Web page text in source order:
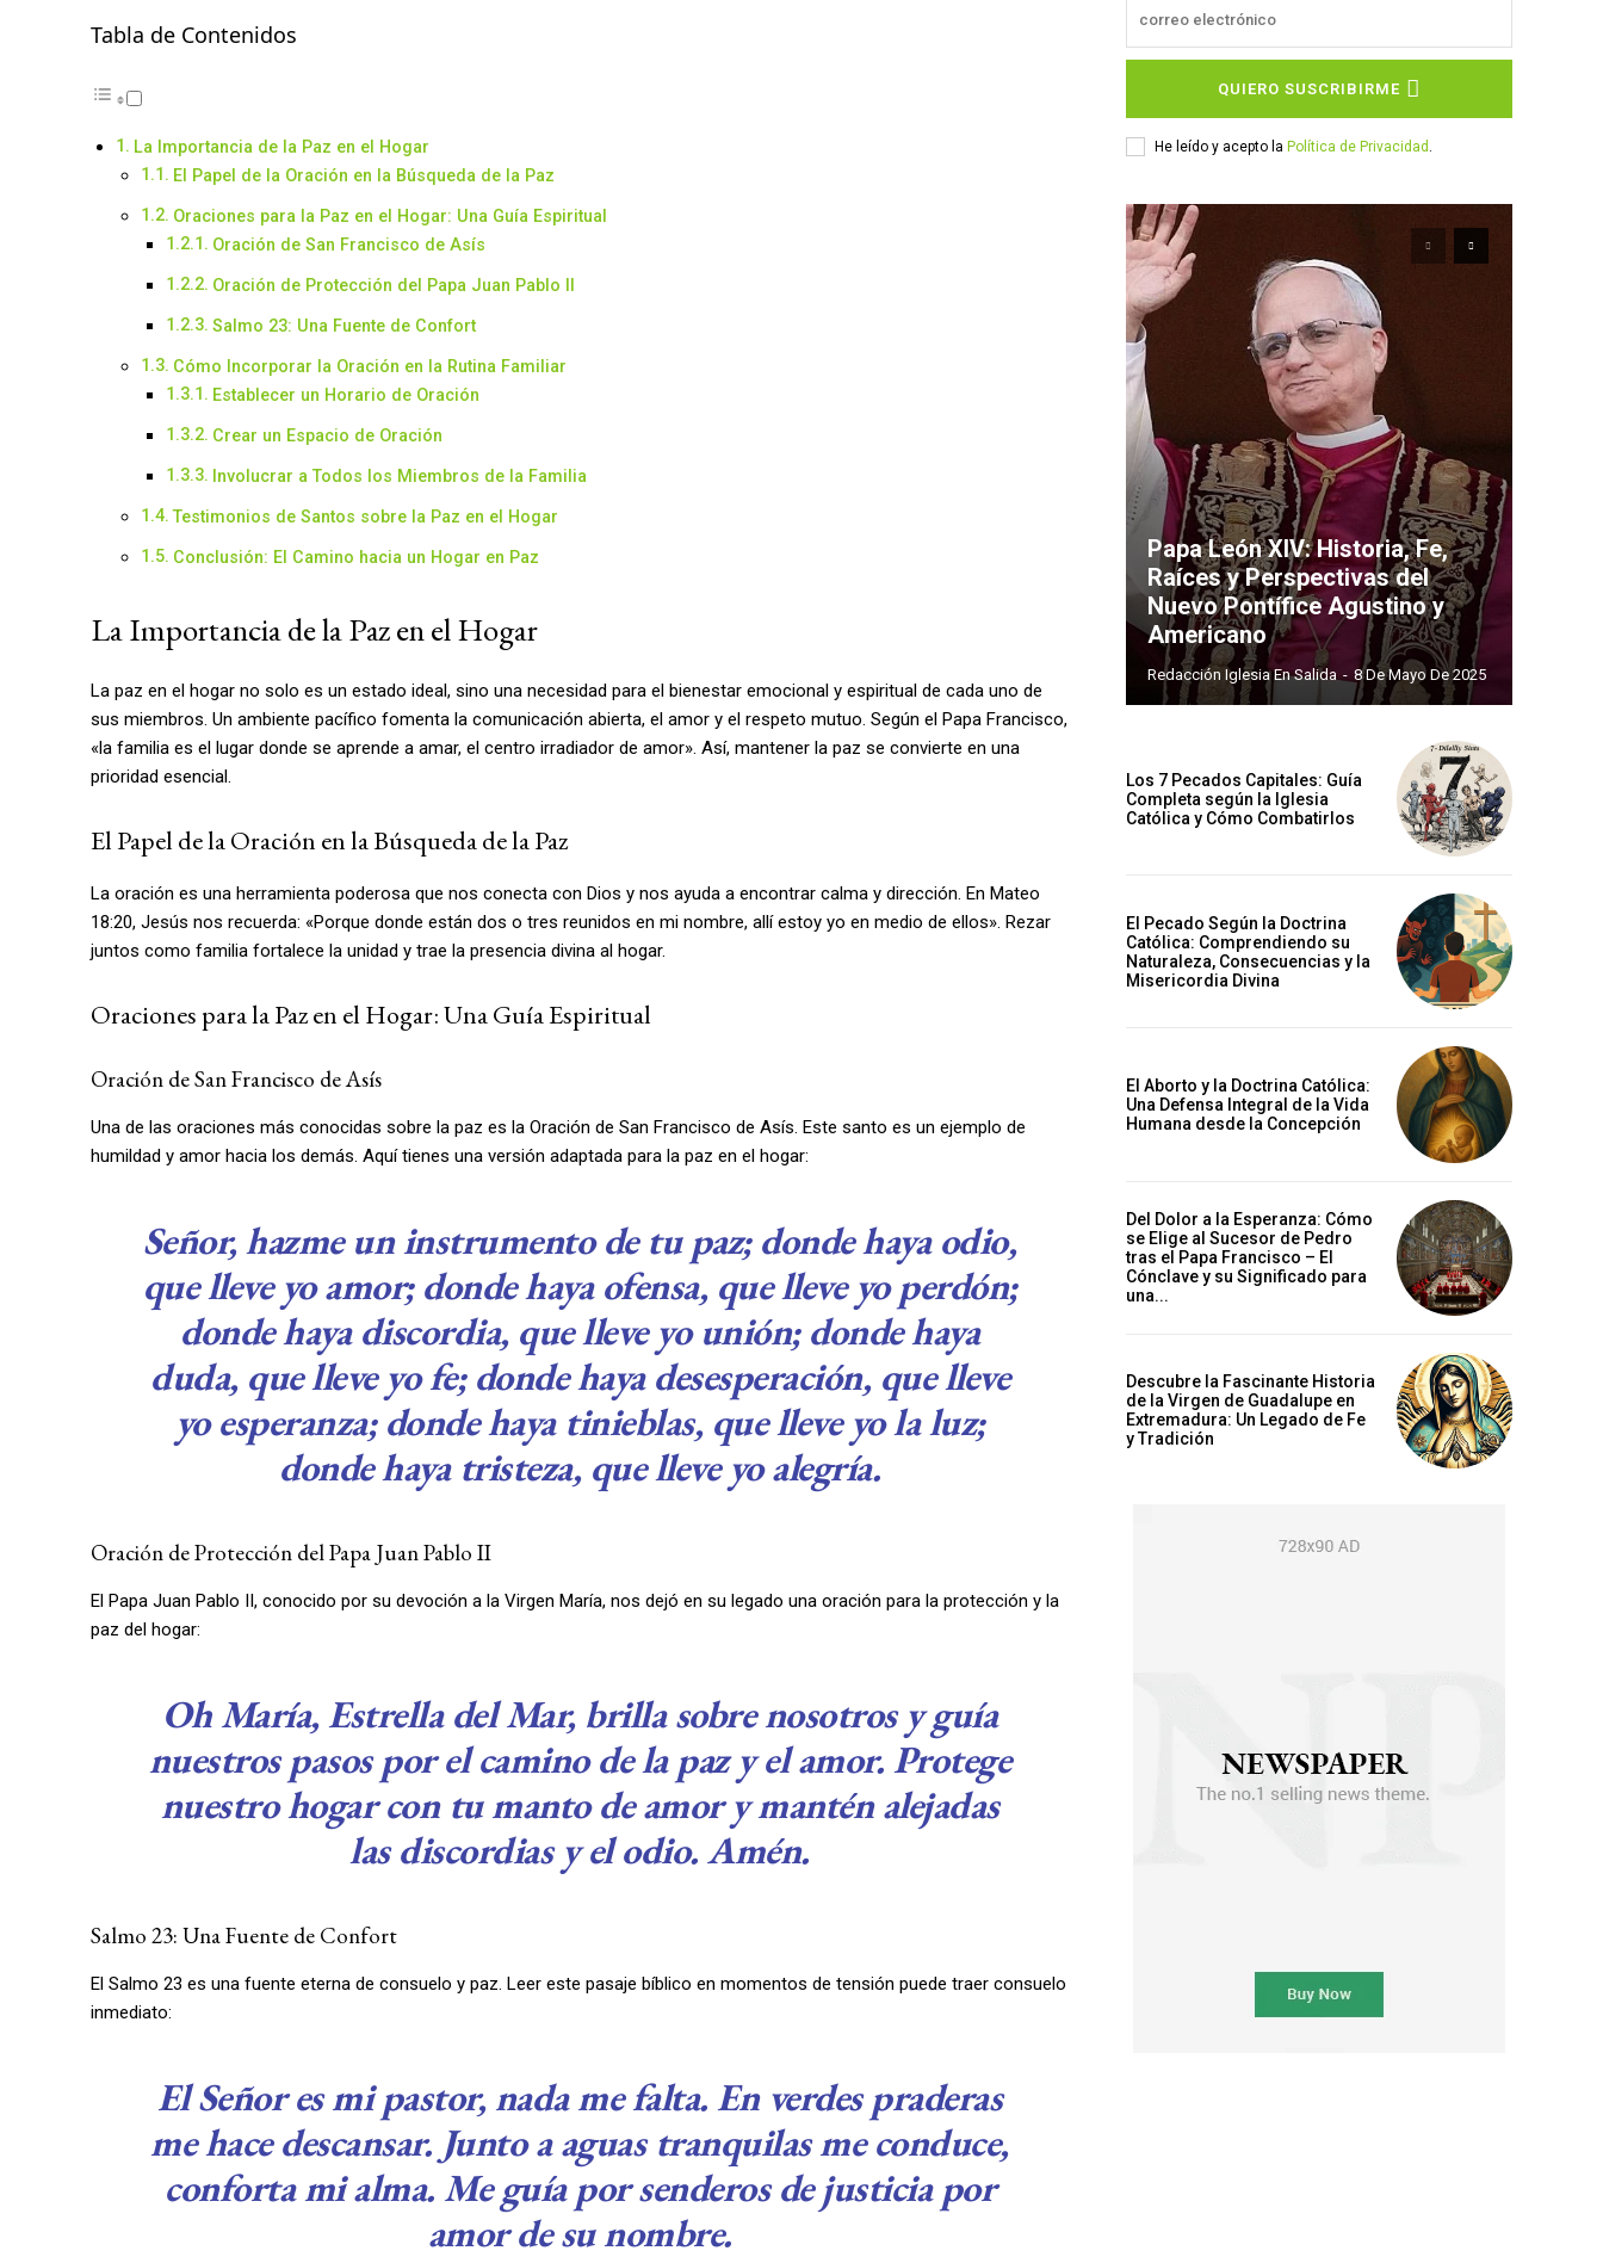
Tabla de Contenidos
La Importancia de la Paz en el Hogar
El Papel de la Oración en la Búsqueda de la Paz
Oraciones para la Paz en el Hogar: Una Guía Espiritual
Oración de San Francisco de Asís
Oración de Protección del Papa Juan Pablo II
Salmo 23: Una Fuente de Confort
Cómo Incorporar la Oración en la Rutina Familiar
Establecer un Horario de Oración
Crear un Espacio de Oración
Involucrar a Todos los Miembros de la Familia
Testimonios de Santos sobre la Paz en el Hogar
Conclusión: El Camino hacia un Hogar en Paz
La Importancia de la Paz en el Hogar
La paz en el hogar no solo es un estado ideal, sino una necesidad para el bienestar emocional y espiritual de cada uno de
sus miembros. Un ambiente pacífico fomenta la comunicación abierta, el amor y el respeto mutuo. Según el Papa Francisco,
«la familia es el lugar donde se aprende a amar, el centro irradiador de amor». Así, mantener la paz se convierte en una
prioridad esencial.
El Papel de la Oración en la Búsqueda de la Paz
La oración es una herramienta poderosa que nos conecta con Dios y nos ayuda a encontrar calma y dirección. En Mateo
18:20, Jesús nos recuerda: «Porque donde están dos o tres reunidos en mi nombre, allí estoy yo en medio de ellos». Rezar
juntos como familia fortalece la unidad y trae la presencia divina al hogar.
Oraciones para la Paz en el Hogar: Una Guía Espiritual
Oración de San Francisco de Asís
Una de las oraciones más conocidas sobre la paz es la Oración de San Francisco de Asís. Este santo es un ejemplo de
humildad y amor hacia los demás. Aquí tienes una versión adaptada para la paz en el hogar:
Señor, hazme un instrumento de tu paz; donde haya odio,
que lleve yo amor; donde haya ofensa, que lleve yo perdón;
donde haya discordia, que lleve yo unión; donde haya
duda, que lleve yo fe; donde haya desesperación, que lleve
yo esperanza; donde haya tinieblas, que lleve yo la luz;
donde haya tristeza, que lleve yo alegría.
Oración de Protección del Papa Juan Pablo II
El Papa Juan Pablo II, conocido por su devoción a la Virgen María, nos dejó en su legado una oración para la protección y la
paz del hogar:
Oh María, Estrella del Mar, brilla sobre nosotros y guía
nuestros pasos por el camino de la paz y el amor. Protege
nuestro hogar con tu manto de amor y mantén alejadas
las discordias y el odio. Amén.
Salmo 23: Una Fuente de Confort
El Salmo 23 es una fuente eterna de consuelo y paz. Leer este pasaje bíblico en momentos de tensión puede traer consuelo
inmediato:
El Señor es mi pastor, nada me falta. En verdes praderas
me hace descansar. Junto a aguas tranquilas me conduce,
conforta mi alma. Me guía por senderos de justicia por
amor de su nombre.
QUIERO SUSCRIBIRME
He leído y acepto la Política de Privacidad
Papa León XIV: Historia, Fe,
Raíces y Perspectivas del
Nuevo Pontífice Agustino y
Americano
Redacción Iglesia En Salida - 8 De Mayo De 2025
Los 7 Pecados Capitales: Guía
Completa según la Iglesia
Católica y Cómo Combatirlos
El Pecado Según la Doctrina
Católica: Comprendiendo su
Naturaleza, Consecuencias y la
Misericordia Divina
El Aborto y la Doctrina Católica:
Una Defensa Integral de la Vida
Humana desde la Concepción
Del Dolor a la Esperanza: Cómo
se Elige al Sucesor de Pedro
tras el Papa Francisco – El
Cónclave y su Significado para
una...
Descubre la Fascinante Historia
de la Virgen de Guadalupe en
Extremadura: Un Legado de Fe
y Tradición